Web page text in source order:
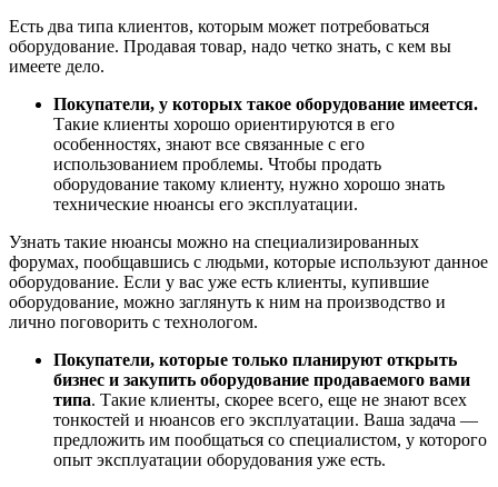
Есть два типа клиентов, которым может потребоваться
оборудование. Продавая товар, надо четко знать, с кем вы
имеете дело.
Покупатели, у которых такое оборудование имеется.
Такие клиенты хорошо ориентируются в его
особенностях, знают все связанные с его
использованием проблемы. Чтобы продать
оборудование такому клиенту, нужно хорошо знать
технические нюансы его эксплуатации.
Узнать такие нюансы можно на специализированных
форумах, пообщавшись с людьми, которые используют данное
оборудование. Если у вас уже есть клиенты, купившие
оборудование, можно заглянуть к ним на производство и
лично поговорить с технологом.
Покупатели, которые только планируют открыть
бизнес и закупить оборудование продаваемого вами
типа. Такие клиенты, скорее всего, еще не знают всех
тонкостей и нюансов его эксплуатации. Ваша задача —
предложить им пообщаться со специалистом, у которого
опыт эксплуатации оборудования уже есть.